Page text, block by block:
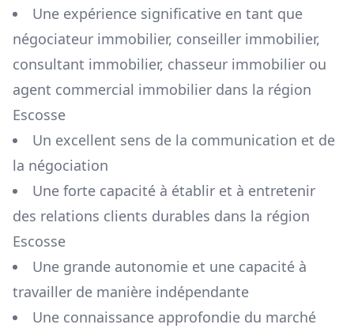
Une expérience significative en tant que
négociateur immobilier, conseiller immobilier,
consultant immobilier, chasseur immobilier ou
agent commercial immobilier dans la région
Escosse
Un excellent sens de la communication et de
la négociation
Une forte capacité à établir et à entretenir
des relations clients durables dans la région
Escosse
Une grande autonomie et une capacité à
travailler de manière indépendante
Une connaissance approfondie du marché